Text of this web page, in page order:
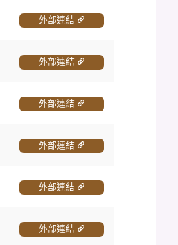
外部連結
外部連結
外部連結
外部連結
外部連結
外部連結